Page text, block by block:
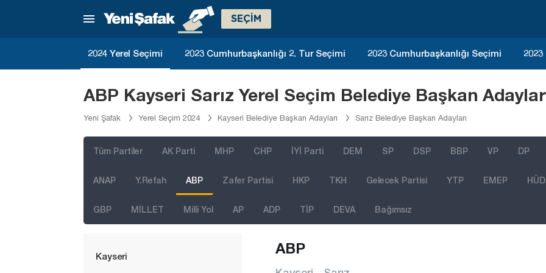
SEÇİM
2024 Yerel Seçimi 2023 Cumhurbaşkanlığı 2. Tur Seçimi 2023 Cumhurbaşkanlığı Seçimi
ABP Kayseri Sarız Yerel Seçim Belediye Başkan
Yeni Şafak Yerel Seçim 2024 Kayseri Belediye Başkan Adayları Sarız Belediye Başkan Adayları
Tüm Partiler AK Parti MHP CHP İYİ Parti DEM SP DSP BBP VP DP
ANAP Y.Refah ABP Zafer Partisi HKP TKH Gelecek Partisi YTP EMEP
GBP MİLLET Milli Yol AP ADP TİP DEVA Bağımsız
Giresun
Kahramanmaraş
Kars
Kayseri
ABP